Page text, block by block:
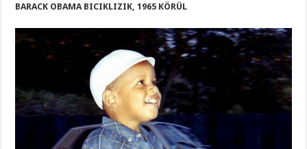
BARACK OBAMA BICIKLIZIK, 1965 KÖRÜL